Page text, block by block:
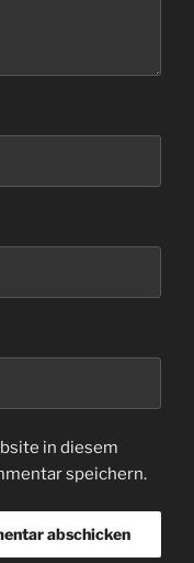
in diesem
speichern.